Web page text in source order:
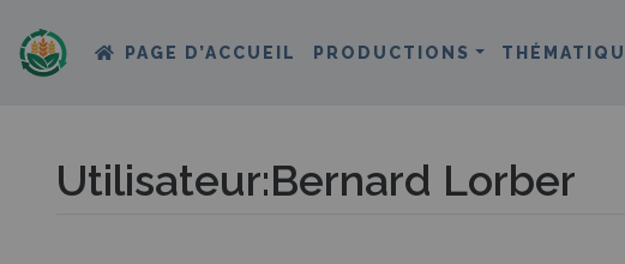
PAGE D’ACCUEIL PRODUCTIONS
Utilisateur:Bernard Lorber